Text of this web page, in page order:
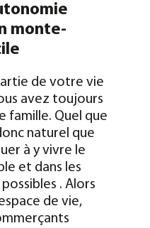
monte-
de votre vie
avez toujours
famille. Quel que
naturel que
à y vivre le
et dans les
. Alors
de vie,